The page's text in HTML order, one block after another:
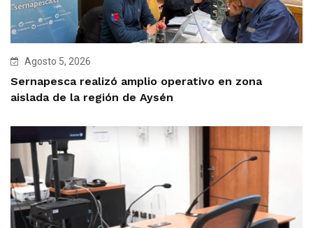
Agosto 5, 2026
Sernapesca realizó amplio operativo en zona
aislada de la región de Aysén